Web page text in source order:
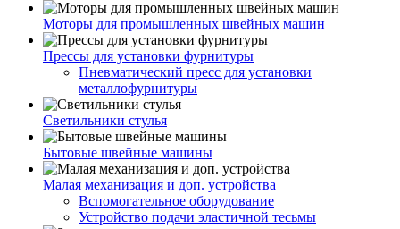
Моторы для промышленных швейных машин
Прессы для установки фурнитуры
Пневматический пресс для установки
металлофурнитуры
Светильники стулья
Бытовые швейные машины
Малая механизация и доп. устройства
Вспомогательное оборудование
Устройство подачи эластичной тесьмы